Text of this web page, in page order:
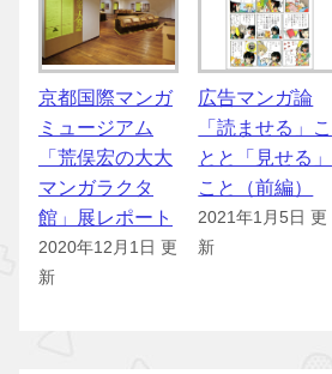
京都国際マンガ
ミュージアム
「荒俣宏の大大
マンガラクタ
館」展レポート
2020年12月1日 更
新
広告マンガ論
「読ませる」こ
とと「見せる」
こと（前編）
2021年1月5日 更
新